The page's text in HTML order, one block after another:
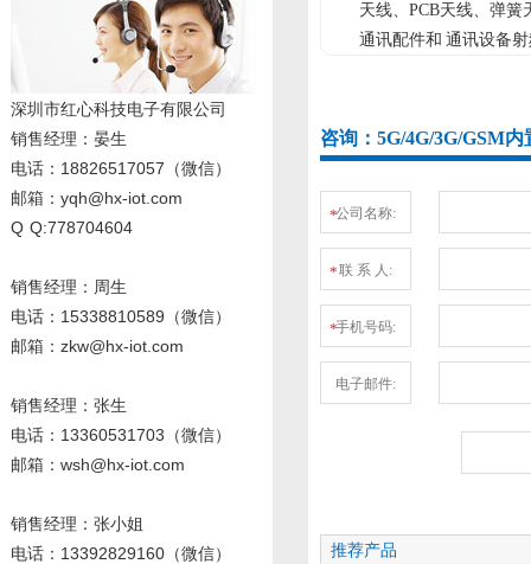
深圳市红心科技电子有限公司
销售经理 ：晏生
电话：18826517057（微信）
邮箱：yqh@hx-iot.com
Q Q:778704604
销售经理：周生
电话 ：15338810589 （微信）
邮箱：zkw@hx-iot.com
销售经理：张生
电话 ：13360531703 （微信）
邮箱：wsh@hx-iot.com
销售经理：张小姐
电话 ：13392829160 （微信）
天线、PCB天线、弹
通讯配件和 通讯设备
咨询：5G/4G/3G/GSM
*公司名称:
*联 系 人:
*手机号码:
电子邮件:
推荐产品